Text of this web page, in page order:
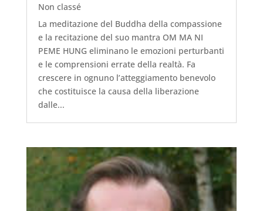
Non classé
La meditazione del Buddha della compassione
e la recitazione del suo mantra OM MA NI
PEME HUNG eliminano le emozioni perturbanti
e le comprensioni errate della realtà. Fa
crescere in ognuno l’atteggiamento benevolo
che costituisce la causa della liberazione
dalle...